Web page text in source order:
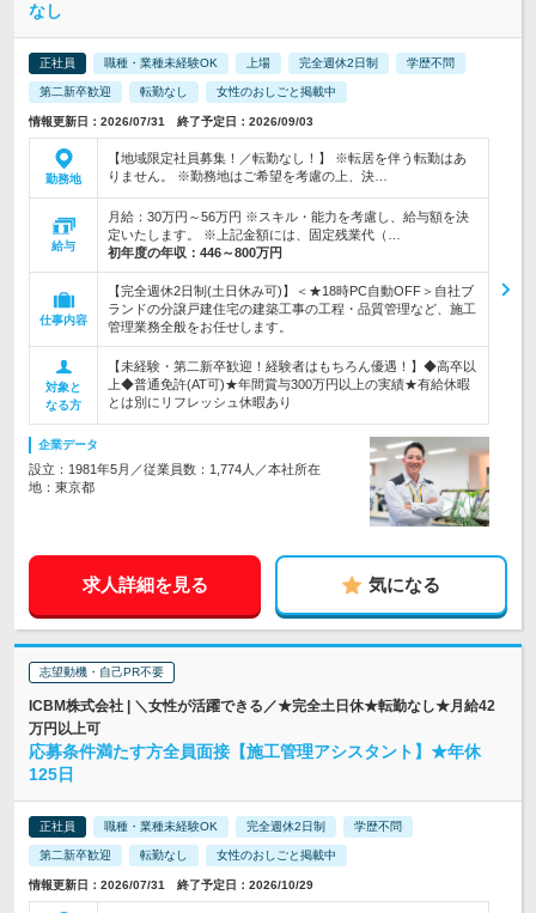
なし
正社員 職種・業種未経験OK 上場 完全週休2日制 学歴不問
第二新卒歓迎 転勤なし 女性のおしごと掲載中
情報更新日：2026/07/31 終了予定日：2026/09/03
勤務地
【地域限定社員募集！／転勤なし！】 ※転居を伴う転勤はあ
りません。 ※勤務地はご希望を考慮の上、決…
給与
月給：30万円～56万円 ※スキル・能力を考慮し、給与額を決
定いたします。 ※上記金額には、固定残業代（…
初年度の年収： 446～800万円
仕事内容
【完全週休2日制(土日休み可)】＜★18時PC自動OFF＞自社ブ
ランドの分譲戸建住宅の建築工事の工程・品質管理など、施工
管理業務全般をお任せします。
対象と
なる方
【未経験・第二新卒歓迎！経験者はもちろん優遇！】◆高卒以
上◆普通免許(AT可)★年間賞与300万円以上の実績★有給休暇
とは別にリフレッシュ休暇あり
企業データ
設立：1981年5月／従業員数：1,774人／本社所在
地：東京都
求人詳細を見る 気になる
志望動機・自己PR不要
ICBM株式会社 | ＼女性が活躍できる／★完全土日休★転勤なし★月給42
万円以上可
応募条件満たす方全員面接【施工管理アシスタント】★年休
125日
正社員 職種・業種未経験OK 完全週休2日制 学歴不問
第二新卒歓迎 転勤なし 女性のおしごと掲載中
情報更新日：2026/07/31 終了予定日：2026/10/29